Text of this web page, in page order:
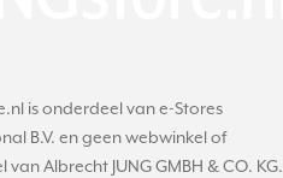
is onderdeel van e-Stores
B.V. en geen webwinkel of
Albrecht JUNG GMBH & CO. KG.